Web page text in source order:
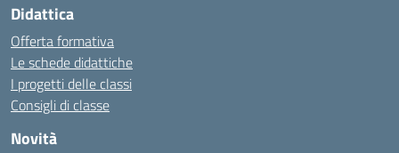
Didattica
Offerta formativa
Le schede didattiche
I progetti delle classi
Consigli di classe
Novità